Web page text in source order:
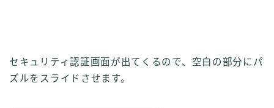
セキュリティ認証画面が出てくるので、空白の部分にパ
ズルをスライドさせます。